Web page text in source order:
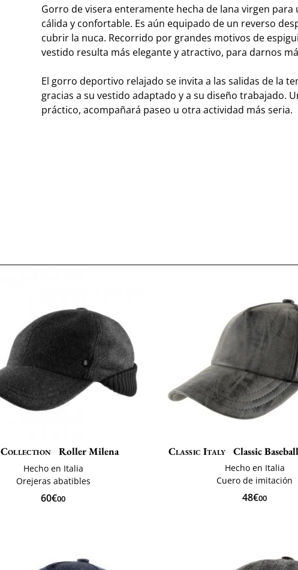
Gorro de visera enteramente hecha de lana virgen para
cálida y confortable. Es aún equipado de un reverso
cubrir la nuca. Recorrido por grandes motivos de
vestido resulta más elegante y atractivo, para darnos
El gorro deportivo relajado se invita a las salidas de la
gracias a su vestido adaptado y a su diseño trabajado.
práctico, acompañará paseo u otra actividad más seria.
Collection Roller Milena
Hecho en Italia
Orejeras abatibles
60€00
Classic Italy Classic
Hecho en Italia
Cuero de imitación
48€00